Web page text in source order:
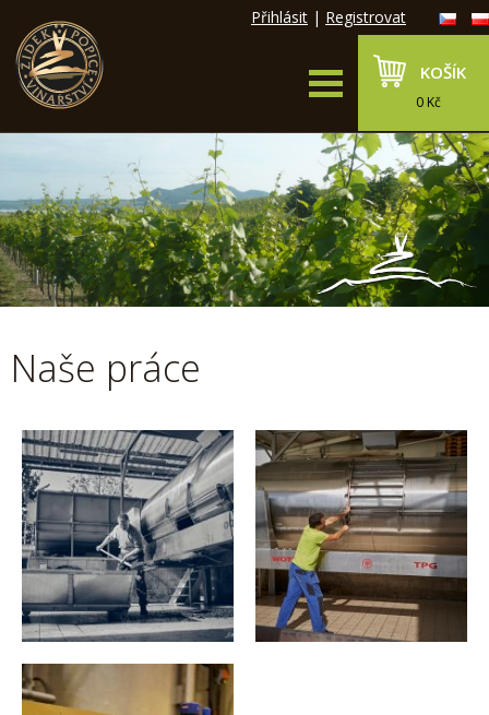
Přihlásit | Registrovat
KOŠÍK
0 Kč
Naše práce